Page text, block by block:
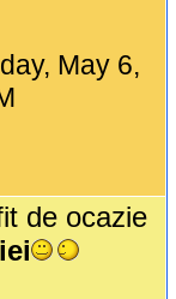
May 6,
de ocazie